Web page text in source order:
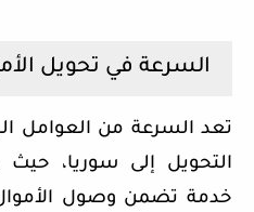
السرعة في تحويل
تعد السرعة من العوامل
التحويل إلى سوريا،
خدمة تضمن وصول